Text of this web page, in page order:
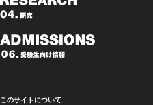
このサイトについて